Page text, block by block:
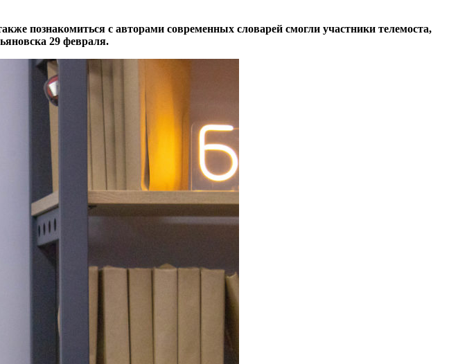
познакомиться с авторами современных словарей смогли участники телемоста,
29 февраля.